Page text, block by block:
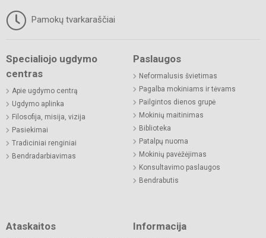
Pamokų tvarkaraščiai
Specialiojo ugdymo
centras
Apie ugdymo centrą
Ugdymo aplinka
Filosofija, misija, vizija
Pasiekimai
Tradiciniai renginiai
Bendradarbiavimas
Paslaugos
Neformalusis švietimas
Pagalba mokiniams ir tėvams
Pailgintos dienos grupė
Mokinių maitinimas
Biblioteka
Patalpų nuoma
Mokinių pavėžėjimas
Konsultavimo paslaugos
Bendrabutis
Ataskaitos Informacija